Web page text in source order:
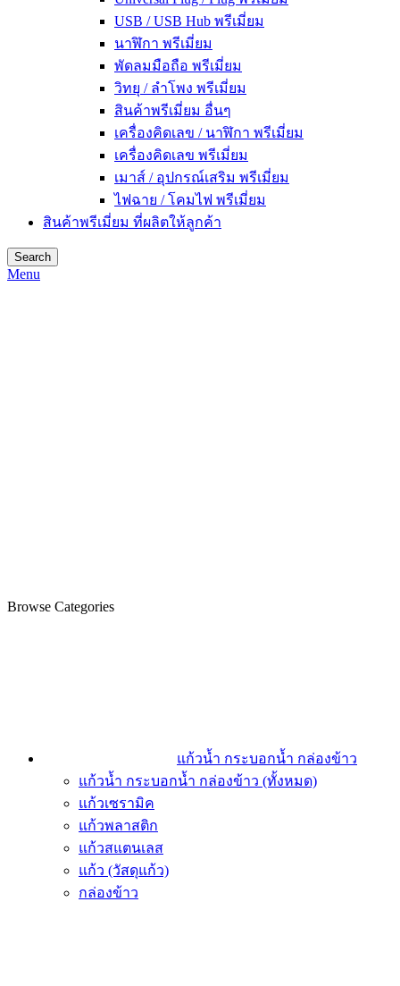
USB / USB Hub พรีเมี่ยม
นาฬิกา พรีเมี่ยม
พัดลมมือถือ พรีเมี่ยม
วิทยุ / ลำโพง พรีเมี่ยม
สินค้าพรีเมี่ยม อื่นๆ
เครื่องคิดเลข / นาฬิกา พรีเมี่ยม
เครื่องคิดเลข พรีเมี่ยม
เมาส์ / อุปกรณ์เสริม พรีเมี่ยม
ไฟฉาย / โคมไฟ พรีเมี่ยม
สินค้าพรีเมี่ยม ที่ผลิตให้ลูกค้า
Search
Menu
Browse Categories
แก้วน้ำ กระบอกน้ำ กล่องข้าว
แก้วน้ำ กระบอกน้ำ กล่องข้าว (ทั้งหมด)
แก้วเซรามิค
แก้วพลาสติก
แก้วสแตนเลส
แก้ว (วัสดุแก้ว)
กล่องข้าว